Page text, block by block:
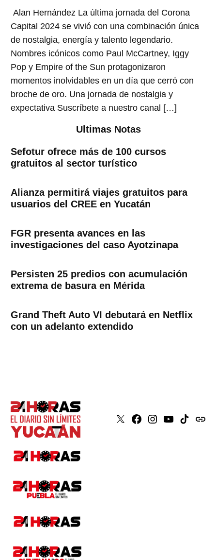
Alan Hernández La última jornada del Corona
Capital 2024 se vivió con una combinación única
de nostalgia, energía y talento legendario.
Nombres icónicos como Paul McCartney, Iggy
Pop y Empire of the Sun protagonizaron
momentos inolvidables en un día que cerró con
broche de oro. Una jornada de nostalgia y
expectativa Suscríbete a nuestro canal […]
Ultimas Notas
Sefotur ofrece más de 100 cursos
gratuitos al sector turístico
Alianza permitirá viajes gratuitos para
usuarios del CREE en Yucatán
FGR presenta avances en las
investigaciones del caso Ayotzinapa
Persisten 25 predios con acumulación
extrema de basura en Mérida
Grand Theft Auto VI debutará en Netflix
con un adelanto extendido
X Faceboook
Instagram
YoutubeTiktokissuu